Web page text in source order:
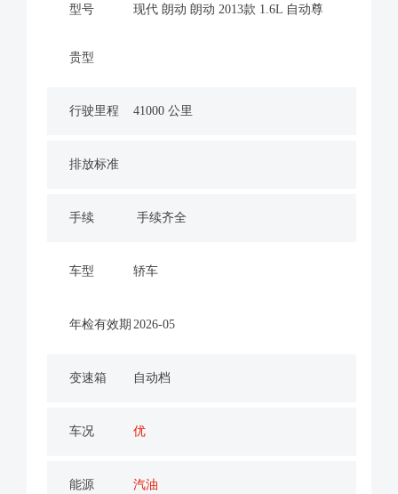
型号 现代 朗动 朗动 2013款 1.6L 自动尊
贵型
行驶里程 41000 公里
排放标准
手续 手续齐全
车型 轿车
年检有效期 2026-05
变速箱 自动档
车况 优
能源 汽油